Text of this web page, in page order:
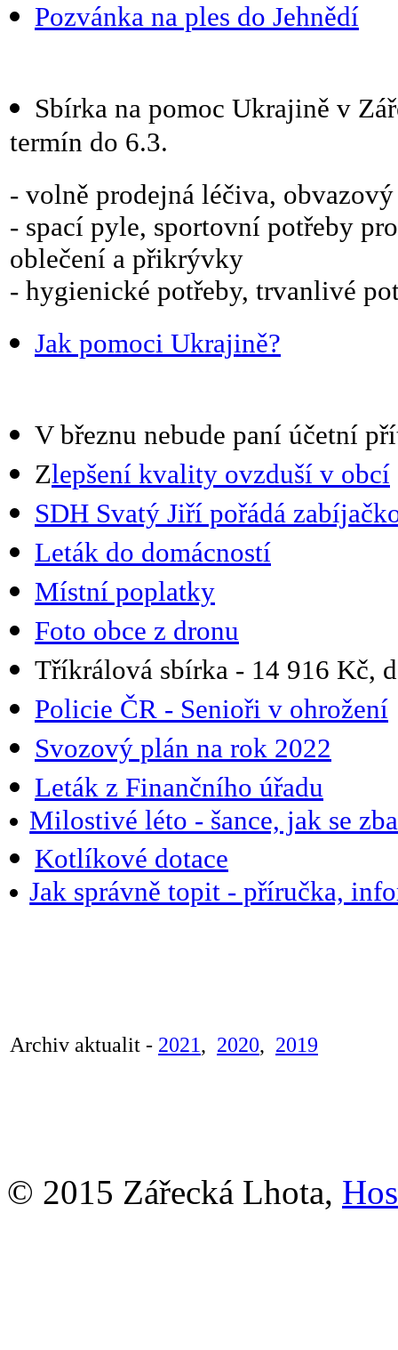
Pozvánka na ples do Jehnědí
Sbírka na pomoc Ukrajině v
termín do 6.3.
- volně prodejná léčiva,
- spací pyle, sportovní potřeby
oblečení a přikrývky
- hygienické potřeby, trvanlivé
Jak pomoci Ukrajině?
V březnu nebude paní účetní
Zlepšení kvality ovzduší v obcí
SDH Svatý Jiří pořádá
Leták do domácností
Místní poplatky
Foto obce z dronu
Tříkrálová sbírka - 14 916 Kč,
Policie ČR - Senioři v ohrožení
Svozový plán na rok 2022
Leták z Finančního úřadu
Milostivé léto - šance, jak se
Kotlíkové dotace
Jak správně topit - příručka,
Archiv aktualit - 2021, 2020, 2019
© 2015 Zářecká Lhota,